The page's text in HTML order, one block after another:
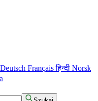
Deutsch Françaisहिन्दी Norsk